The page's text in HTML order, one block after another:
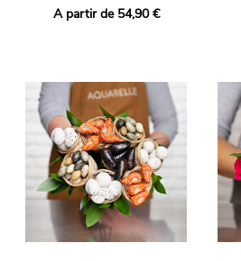
A partir de 54,90 €